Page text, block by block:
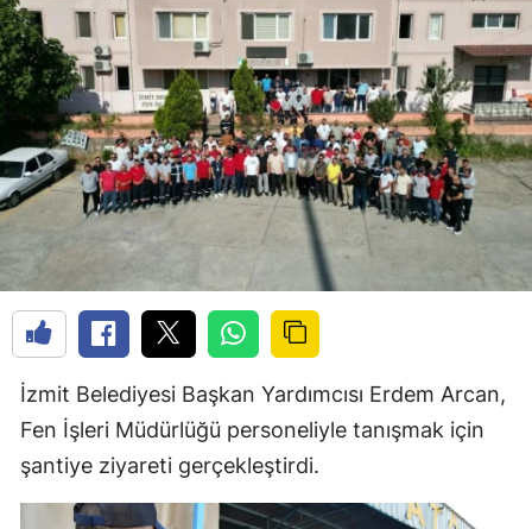
İzmit Belediyesi Başkan Yardımcısı Erdem Arcan,
Fen İşleri Müdürlüğü personeliyle tanışmak için
şantiye ziyareti gerçekleştirdi.